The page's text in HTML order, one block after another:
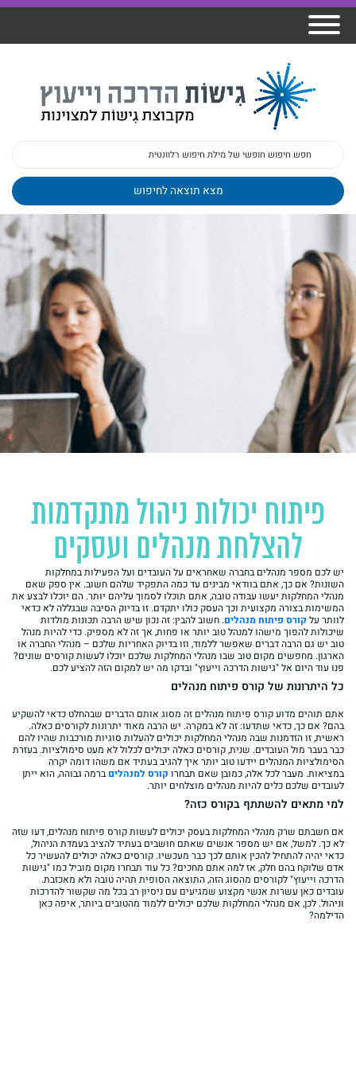
אודות גישות
פיתוח מנהלים
הדרכות
פעילות
ומרצים
ד"ר צבי ברק
מכללת גישות
גישות כנסים
מקצועיים
למנהלי בתי
ספר
פיתוח יכולות ניהול מתקדמות
להצלחת מנהלים ועסקים
יש לכם מספר מנהלים בחברה שאחראים על העובדים ועל הפעילות במחלקות
השונות? אם כך, אתם בוודאי מבינים עד כמה התפקיד שלהם חשוב. אין ספק שאם
מנהלי המחלקות יעשו עבודה טובה, אתם תוכלו לסמוך עליהם יותר. הם יוכלו לבצע את
המשימות בצורה מקצועית וכך העסק כולו יתקדם. זו בדיוק הסיבה שבגללה לא כדאי
לוותר על קורס פיתוח מנהלים. חשוב להבין: זה נכון שיש הרבה תכונות מולדות
שיכולות להפוך מישהו למנהל טוב יותר או פחות, אך זה לא מספיק. כדי להיות מנהל
טוב יש גם הרבה דברים שאפשר ללמוד, וזו בדיוק האחריות שלכם – מנהלי החברה או
הארגון. מחפשים מקום טוב שבו מנהלי המחלקות שלכם יוכלו לעשות קורסים שונים?
פנו עוד היום אל "גישות הדרכה וייעוץ" ובדקו מה יש למקום הזה להציע לכם.
כל היתרונות של קורס פיתוח מנהלים
אתם תוהים מדוע קורס פיתוח מנהלים זה מסוג אותם הדברים שבהחלט כדאי להשקיע
בהם? אם כך, כדאי שתדעו: זה לא במקרה. יש הרבה מאוד יתרונות לקורסים כאלה.
ראשית, זו הזדמנות שבה מנהלי המחלקות יכולים להעלות סוגיות מורכבות שהיו להם
כבר בעבר מול העובדים. שנית, קורסים כאלה יכולים לכלול לא מעט סימולציות. בעזרת
הסימולציות המנהלים יידעו טוב יותר איך להגיב בעתיד אם משהו דומה יקרה
במציאות. מעבר לכל אלה, כמובן שאם תבחרו קורס למנהלים ברמה גבוהה, הוא ייתן
לעובדים שלכם כלים להיות מנהלים מוצלחים יותר.
למי מתאים להשתתף בקורס כזה?
אם חשבתם שרק מנהלי המחלקות בעסק יכולים לעשות קורס פיתוח מנהלים, דעו שזה
לא כך. למשל, אם יש מספר אנשים שאתם חושבים בעתיד להציב בעמדת הניהול,
כדאי יהיה להתחיל להכין אותם לכך כבר מעכשיו. קורסים כאלה יכולים להעשיר כל
אדם שלוקח בהם חלק, אז למה אתם מחכים? כל עוד תבחרו מקום מוביל כמו "גישות
הדרכה וייעוץ" לקורסים מהסוג הזה, התוצאה הסופית תהיה טובה ולא מאכזבת.
עובדים כאן עשרות אנשי מקצוע שמגיעים עם ניסיון רב בכל מה שקשור להדרכות
וניהול. לכן, אם מנהלי המחלקות שלכם יכולים ללמוד מהטובים ביותר, איפה כאן
הדילמה?